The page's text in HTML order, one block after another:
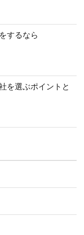
するなら
を選ぶポイントと